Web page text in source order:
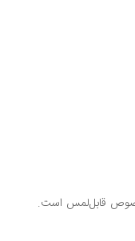
مخصوص قابل‌لمس است.